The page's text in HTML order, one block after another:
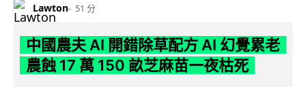
Lawton 51 分
中國農夫 AI 開錯除草配方 AI 幻覺累老
農蝕 17 萬 150 畝芝麻苗一夜枯死